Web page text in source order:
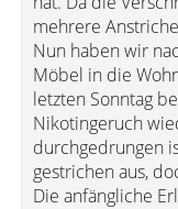
mehrere
Nun haben wir
Möbel in die
letzten Sonntag
Nikotingeruch
durchgedrungen
gestrichen aus,
Die anfängliche